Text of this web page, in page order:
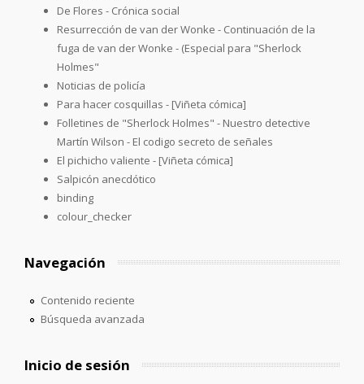
De Flores - Crónica social
Resurrección de van der Wonke - Continuación de la
fuga de van der Wonke - (Especial para "Sherlock
Holmes"
Noticias de policía
Para hacer cosquillas - [Viñeta cómica]
Folletines de "Sherlock Holmes" - Nuestro detective
Martín Wilson - El codigo secreto de señales
El pichicho valiente - [Viñeta cómica]
Salpicón anecdótico
binding
colour_checker
Navegación
Contenido reciente
Búsqueda avanzada
Inicio de sesión